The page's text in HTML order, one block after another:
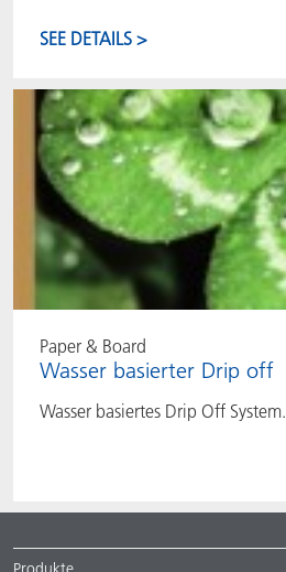
SEE DETAILS >
Paper & Board
Wasser basierter Drip off
Wasser basiertes Drip Off System.